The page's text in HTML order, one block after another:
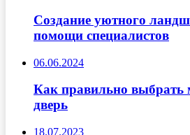
Создание уютного
помощи специалистов
06.06.2024
Как правильно
дверь
18.07.2023